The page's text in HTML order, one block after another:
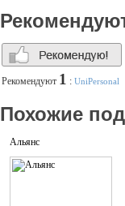
Рекомендуют 1 : UniPersonal
Похожие
Альянс